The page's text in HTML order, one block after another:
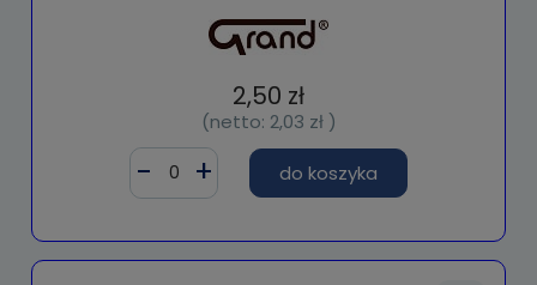
2,50 zł
(netto: 2,03 zł)
do koszyka